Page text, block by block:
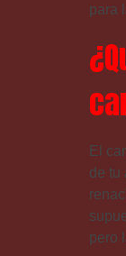
para
El
de tu
pero